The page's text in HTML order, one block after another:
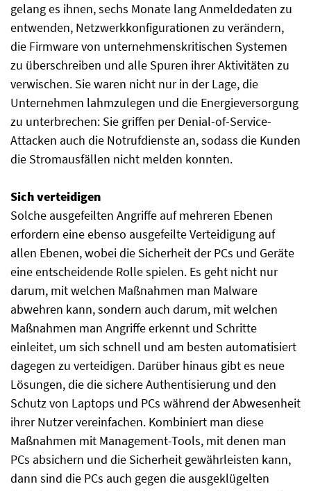
gelang es ihnen, sechs Monate lang Anmeldedaten zu
entwenden, Netzwerkkonfigurationen zu verändern,
die Firmware von unternehmenskritischen Systemen
zu überschreiben und alle Spuren ihrer Aktivitäten zu
verwischen. Sie waren nicht nur in der Lage, die
Unternehmen lahmzulegen und die Energieversorgung
zu unterbrechen: Sie griffen per Denial-of-Service-
Attacken auch die Notrufdienste an, sodass die Kunden
die Stromausfällen nicht melden konnten.
Sich verteidigen
Solche ausgefeilten Angriffe auf mehreren Ebenen
erfordern eine ebenso ausgefeilte Verteidigung auf
allen Ebenen, wobei die Sicherheit der PCs und Geräte
eine entscheidende Rolle spielen. Es geht nicht nur
darum, mit welchen Maßnahmen man Malware
abwehren kann, sondern auch darum, mit welchen
Maßnahmen man Angriffe erkennt und Schritte
einleitet, um sich schnell und am besten automatisiert
dagegen zu verteidigen. Darüber hinaus gibt es neue
Lösungen, die die sichere Authentisierung und den
Schutz von Laptops und PCs während der Abwesenheit
ihrer Nutzer vereinfachen. Kombiniert man diese
Maßnahmen mit Management-Tools, mit denen man
PCs absichern und die Sicherheit gewährleisten kann,
dann sind die PCs auch gegen die ausgeklügelten